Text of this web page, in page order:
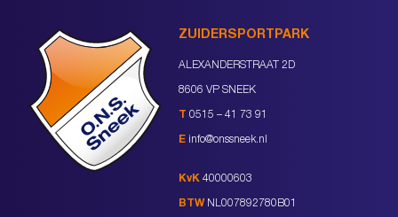
ZUIDERSPORTPARK
ALEXANDERSTRAAT 2D
8606 VP SNEEK
T 0515 – 41 73 91
E info@onssneek.nl
KvK 40000603
BTW NL007892780B01